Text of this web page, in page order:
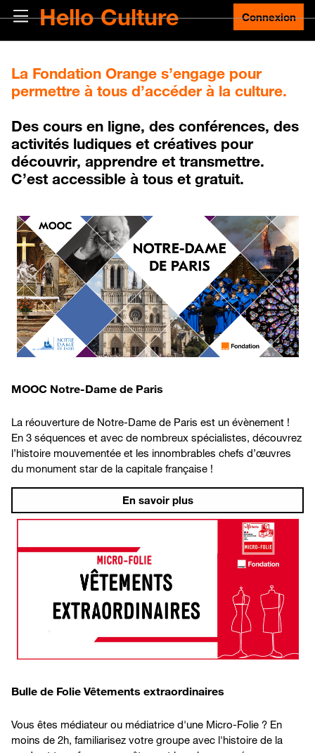
Passer au contenu principal
Panneau latéral
Hello Culture Connexion
Blocs
La Fondation Orange s’engage pour
permettre à tous d’accéder à la culture.
Des cours en ligne, des conférences, des
activités ludiques et créatives pour
découvrir, apprendre et transmettre.
C’est accessible à tous et gratuit.
MOOC Notre-Dame de Paris
La réouverture de Notre-Dame de Paris est un évènement !
En 3 séquences et avec de nombreux spécialistes, découvrez
l’histoire mouvementée et les innombrables chefs d’œuvres
du monument star de la capitale française !
En savoir plus
Bulle de Folie Vêtements extraordinaires
Vous êtes médiateur ou médiatrice d'une Micro-Folie ? En
moins de 2h, familiarisez votre groupe avec l'histoire de la